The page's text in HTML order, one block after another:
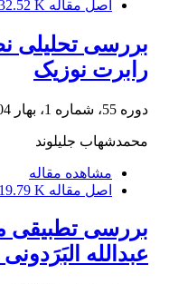
اصل مقاله K
بررسی تحلیلی
رابرت نوزیک
دوره 55، شماره 1، بهار 1404، صفحه
محمدشهاب جلیلوند
مشاهده مقاله
اصل مقاله K
بررسی تطبیقی
عبدالله